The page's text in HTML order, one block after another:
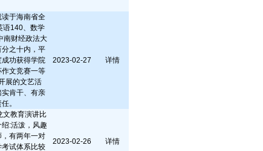
于海南省全
语140、数学
南财经政法大
之十内，平
功获得学院
文竞赛一等
展的文艺活
肯干、有亲
。
2023-02-27 详情
文教育演讲比
:活泼，风趣
有两年一对
试体系比较
2023-02-26 详情